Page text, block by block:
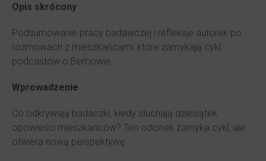
Opis skrócony
Podsumowanie pracy badawczej i refleksje autorek po
rozmowach z mieszkańcami, które zamykają cykl
podcastów o Bemowie.
Wprowadzenie
Co odkrywają badaczki, kiedy słuchają dziesiątek
opowieści mieszkańców? Ten odcinek zamyka cykl, ale
otwiera nową perspektywę.